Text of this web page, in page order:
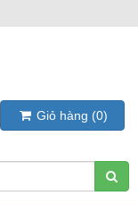
Giỏ hàng (0)